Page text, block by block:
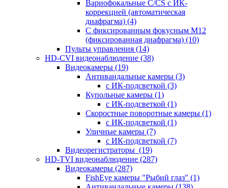
Вариофокальные C/CS с ИК-
коррекцией (автоматическая
диафрагма) (4)
С фиксированным фокусным М12
(фиксированная диафрагма) (10)
Пульты управления (14)
HD-CVI видеонаблюдение (38)
Видеокамеры (19)
Антивандальные камеры (3)
с ИК-подсветкой (3)
Купольные камеры (1)
с ИК-подсветкой (1)
Скоростные поворотные камеры (1)
с ИК-подсветкой (1)
Уличные камеры (7)
с ИК-подсветкой (7)
Видеорегистраторы (19)
HD-TVI видеонаблюдение (287)
Видеокамеры (287)
FishEye камеры "Рыбий глаз" (1)